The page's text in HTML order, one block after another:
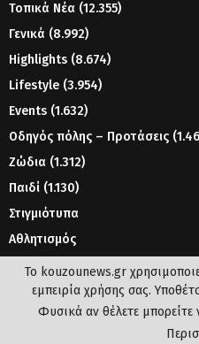
Τοπικά Νέα (12.355)
Γενικά (8.992)
Highlights (8.674)
Lifestyle (3.954)
Events (1.632)
Οδηγός πόλης – Προτάσεις
Ζώδια (1.312)
Παιδί (1.130)
Στιγμιότυπα
Αθλητισμός
Γυναίκα
© 2023 -
Το kouzounews.gr
εμπειρία χρήσης σας.
Φυσικά αν θέλετε μπορείτε